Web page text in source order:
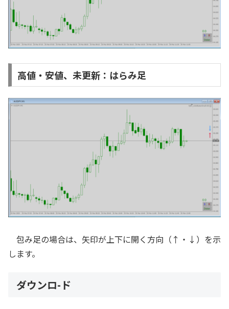
高値・安値、未更新：はらみ足
包み足の場合は、矢印が上下に開く方向（↑・↓）を示
します。
ダウンロ-ド